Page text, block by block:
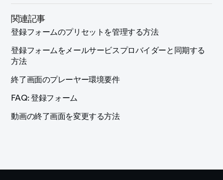
関連記事
登録フォームのプリセットを管理する方法
登録フォームをメールサービスプロバイダーと同期する
方法
終了画面のプレーヤー環境要件
FAQ: 登録フォーム
動画の終了画面を変更する方法